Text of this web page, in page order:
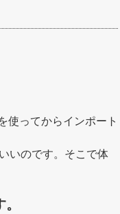
使ってからインポート
いのです。そこで体